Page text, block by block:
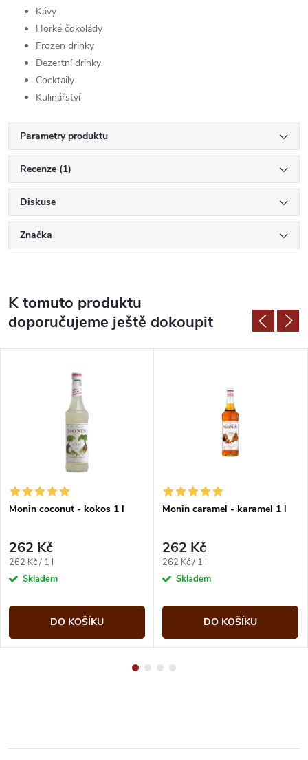
Kávy
Horké čokolády
Frozen drinky
Dezertní drinky
Cocktaily
Kulinářství
Parametry produktu
Recenze (1)
Diskuse
Značka
K tomuto produktu
doporučujeme ještě dokoupit
Monin coconut - kokos 1 l
262 Kč
Měrná
cena:
262 Kč / 1 l
Skladem
DO KOŠÍKU
Monin caramel - karamel 1 l
262 Kč
Měrná
cena:
262 Kč / 1 l
Skladem
DO KOŠÍKU